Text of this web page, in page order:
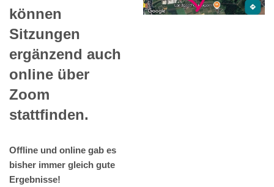
können
Sitzungen
ergänzend auch
online über
Zoom
stattfinden.
Offline und online gab es
bisher immer gleich gute
Ergebnisse!